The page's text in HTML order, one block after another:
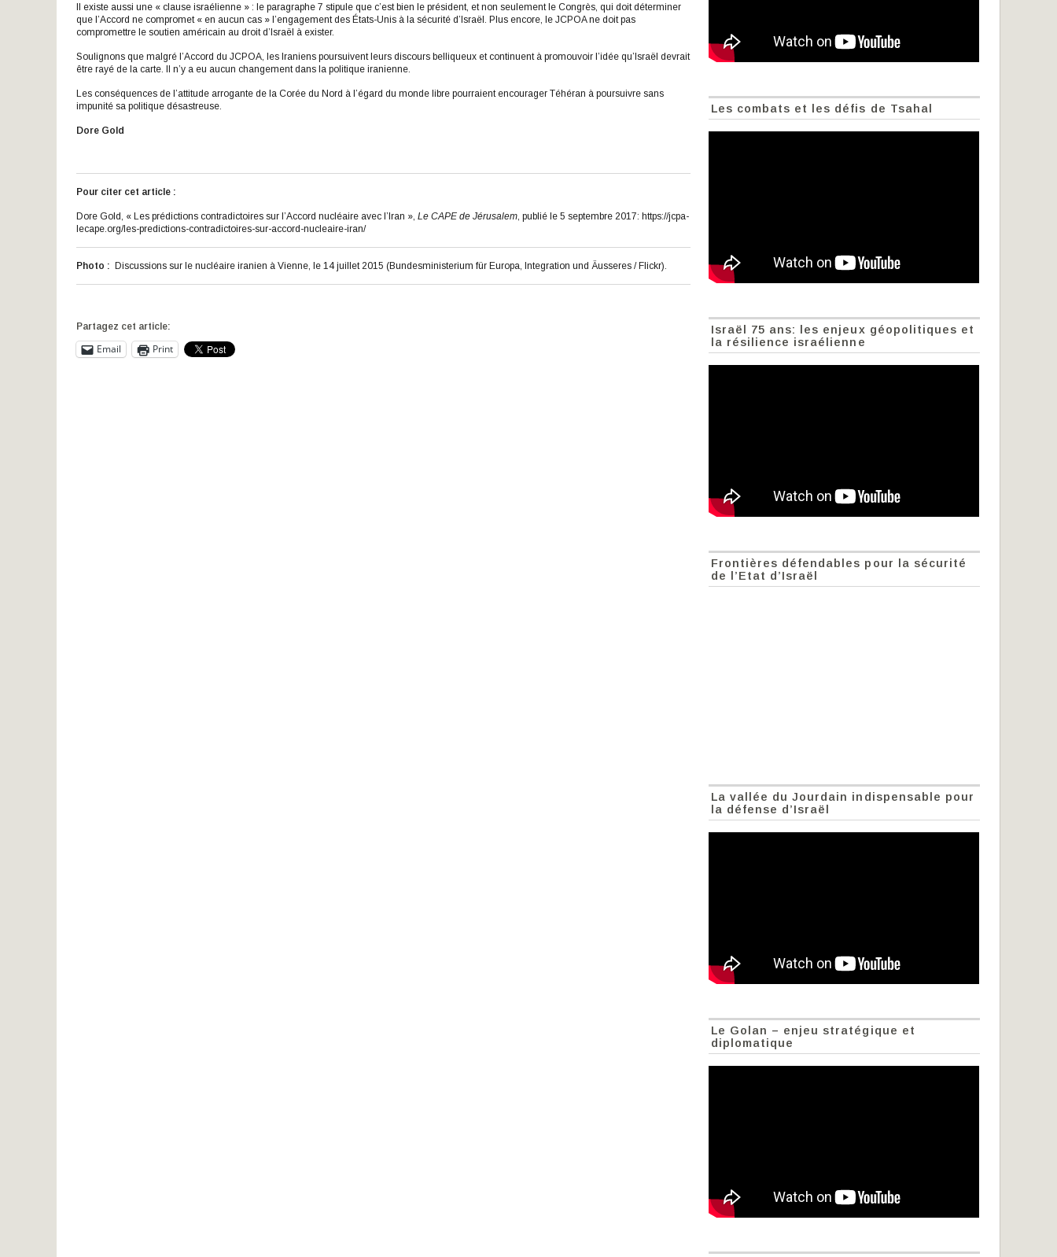
Il existe aussi une « clause israélienne » : le paragraphe 7 stipule que c’est bien le président, et non seulement le Congrès, qui doit déterminer
que l’Accord ne compromet « en aucun cas » l’engagement des États-Unis à la sécurité d’Israël. Plus encore, le JCPOA ne doit pas
compromettre le soutien américain au droit d’Israël à exister.
Soulignons que malgré l’Accord du JCPOA, les Iraniens poursuivent leurs discours belliqueux et continuent à promouvoir l’idée qu’Israël devrait
être rayé de la carte. Il n’y a eu aucun changement dans la politique iranienne.
Les conséquences de l’attitude arrogante de la Corée du Nord à l’égard du monde libre pourraient encourager Téhéran à poursuivre sans
impunité sa politique désastreuse.
Dore Gold
Pour citer cet article :
Dore Gold, « Les prédictions contradictoires sur l’Accord nucléaire avec l’Iran », Le CAPE de Jérusalem , publié le 5 septembre 2017: https://jcpa-
lecape.org/les-predictions-contradictoires-sur-accord-nucleaire-iran/
Photo : Discussions sur le nucléaire iranien à Vienne, le 14 juillet 2015 (Bundesministerium für Europa, Integration und Äusseres / Flickr).
Partagez cet article:
Email Print
Les combats et les défis de Tsahal
Israël 75 ans: les enjeux géopolitiques et
la résilience israélienne
Frontières défendables pour la sécurité
de l’Etat d’Israël
La vallée du Jourdain indispensable pour
la défense d’Israël
Le Golan – enjeu stratégique et
diplomatique